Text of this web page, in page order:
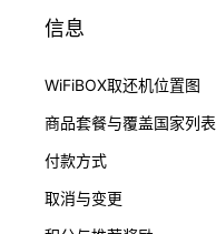
信息
WiFiBOX取还机位置图
商品套餐与覆盖国家列表
付款方式
取消与变更